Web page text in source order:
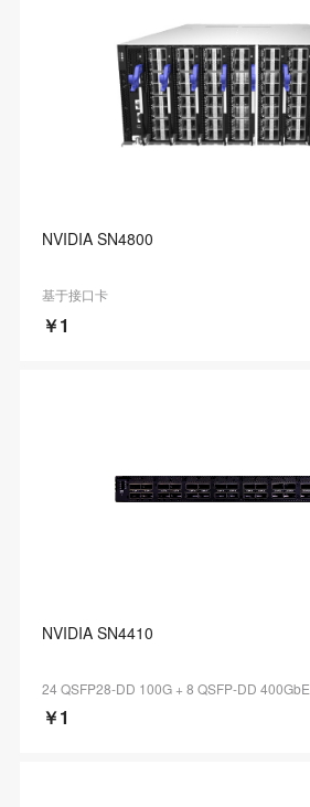
NVIDIA SN4800
基于接口卡
￥1
NVIDIA SN4410
24 QSFP28-DD 100G + 8 QSFP-DD 400GbE
￥1